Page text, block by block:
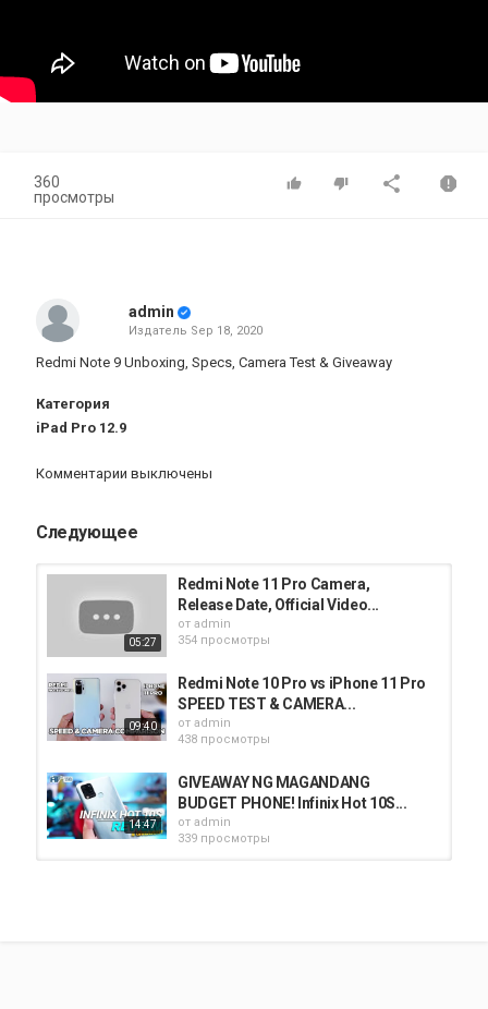
360
просмотры
admin
Издатель Sep 18, 2020
Redmi Note 9 Unboxing, Specs, Camera Test & Giveaway
Категория
iPad Pro 12.9
Комментарии выключены
Следующее
05:27
Redmi Note 11 Pro Camera,
Release Date, Official Video...
от admin
354 просмотры
09:40
Redmi Note 10 Pro vs iPhone 11 Pro
SPEED TEST & CAMERA...
от admin
438 просмотры
14:47
GIVEAWAY NG MAGANDANG
BUDGET PHONE! Infinix Hot 10S...
от admin
339 просмотры